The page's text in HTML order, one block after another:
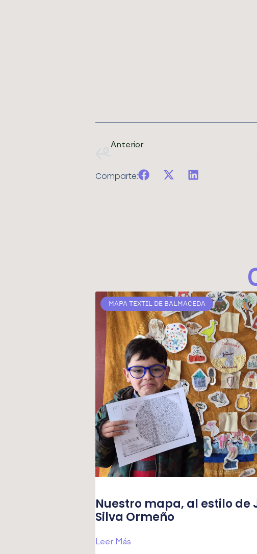
Anterior
Comparte:
MAPA TEXTIL DE BALMACEDA
Nuestro mapa, al estilo de
Silva Ormeño
Leer Más